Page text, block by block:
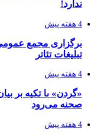
ندارد!
4 هفته پیش
برگزاری مجمع
تبلیغات تئاتر
4 هفته پیش
«گردن» با تکیه بر
صحنه می‌رود
4 هفته پیش